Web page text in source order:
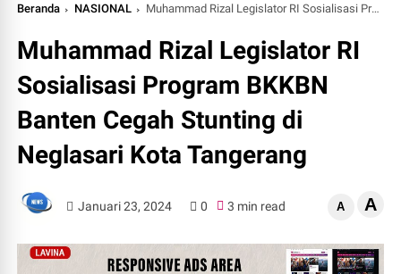
Beranda NASIONAL Muhammad Rizal Legislator RI Sosialisasi Program BKKBN Banten Cegah Stunting di Neglasari Kota Tangerang
Muhammad Rizal Legislator RI
Sosialisasi Program BKKBN
Banten Cegah Stunting di
Neglasari Kota Tangerang
Januari 23, 2024 0 3 min read A A